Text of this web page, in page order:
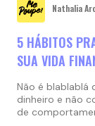
Nathalia
5 HÁBITOS
SUA VIDA
Não é blablablá
dinheiro e não
de